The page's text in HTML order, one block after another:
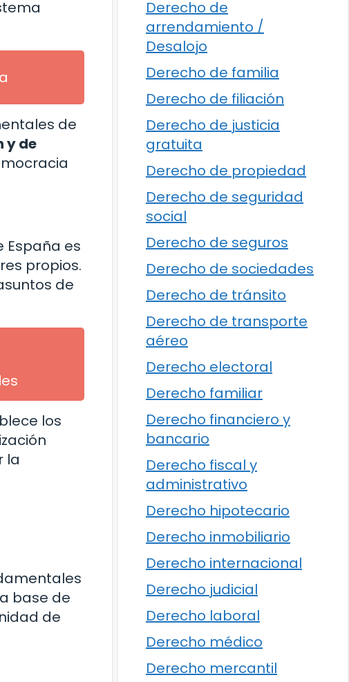
de
y de
España es
propios.
de
los
la
base de
de
Derecho de
arrendamiento /
Desalojo
Derecho de familia
Derecho de filiación
Derecho de justicia
gratuita
Derecho de propiedad
Derecho de seguridad
social
Derecho de seguros
Derecho de sociedades
Derecho de tránsito
Derecho de transporte
aéreo
Derecho electoral
Derecho familiar
Derecho financiero y
bancario
Derecho fiscal y
administrativo
Derecho hipotecario
Derecho inmobiliario
Derecho internacional
Derecho judicial
Derecho laboral
Derecho médico
Derecho mercantil